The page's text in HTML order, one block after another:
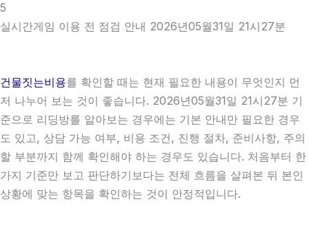
5
실시간게임 이용 전 점검 안내 2026년05월31일 21시27분
건물짓는비용를 확인할 때는 현재 필요한 내용이 무엇인지 먼
저 나누어 보는 것이 좋습니다. 2026년05월31일 21시27분 기
준으로 리딩방를 알아보는 경우에는 기본 안내만 필요한 경우
도 있고, 상담 가능 여부, 비용 조건, 진행 절차, 준비사항, 주의
할 부분까지 함께 확인해야 하는 경우도 있습니다. 처음부터 한
가지 기준만 보고 판단하기보다는 전체 흐름을 살펴본 뒤 본인
상황에 맞는 항목을 확인하는 것이 안정적입니다.